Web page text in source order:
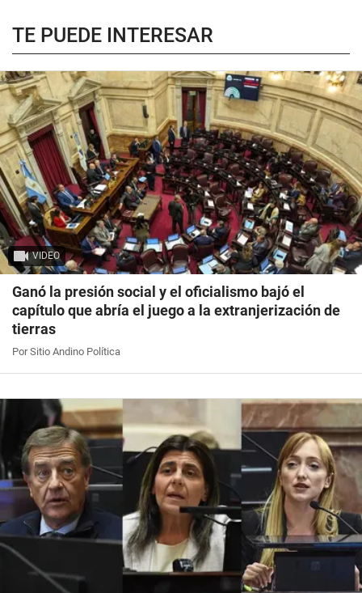
TE PUEDE INTERESAR
VIDEO
Ganó la presión social y el oficialismo bajó el
capítulo que abría el juego a la extranjerización de
tierras
Por Sitio Andino Política